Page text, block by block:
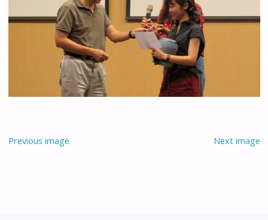
Previous image Next image